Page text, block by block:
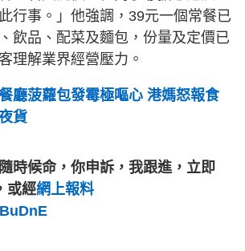
行事。」他強調，39元一個常餐已
飲品、配菜及麵包，份量及定價已
理解業界經營壓力。
廳菠蘿包發霉極嘔心 港媽怒報食
貨
時候命，你申訴，我跟進，立即
或經網上報料